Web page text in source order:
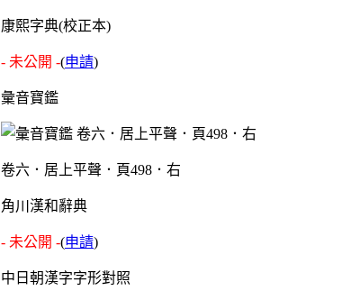
康熙字典(校正本)
- 未公開 -(申請)
彙音寶鑑
卷六．居上平聲．頁498．右
角川漢和辭典
- 未公開 -(申請)
中日朝漢字字形對照